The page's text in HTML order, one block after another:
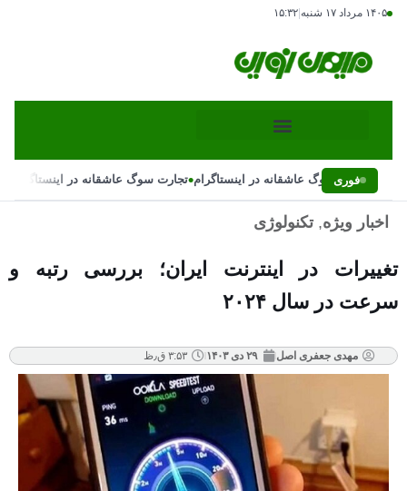
۱۴۰۵ مرداد ۱۷ شنبه ۱۵:۳۲
فوری
تجارت سوگ عاشقانه در اینستاگرام•تجارت سوگ عاشقانه در اینستاگرام
اخبار ویژه, تکنولوژی
تغییرات در اینترنت ایران؛ بررسی رتبه و
سرعت در سال ۲۰۲۴
مهدی جعفری اصل ۲۹ دی ۱۴۰۳ ۳:۵۳ ق٫ظ